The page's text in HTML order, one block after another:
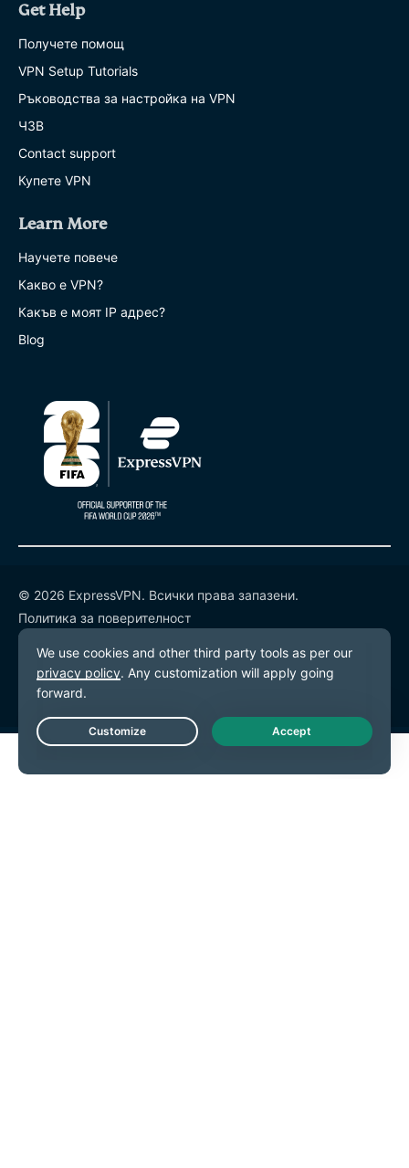
Get Help
Получете помощ
VPN Setup Tutorials
Ръководства за настройка на VPN
ЧЗВ
Contact support
Купете VPN
Learn More
Научете повече
Какво е VPN?
Какъв е моят IP адрес?
Blog
© 2026 ExpressVPN. Всички права запазени.
Политика за поверителност
Условия за ползване
Предпочитания за бисквитките
Live Chat